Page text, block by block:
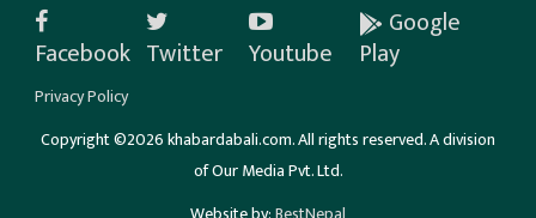
Facebook Twitter Youtube
Google
Play
Privacy Policy
Copyright ©2026 khabardabali.com. All rights reserved. A division
of Our Media Pvt. Ltd.